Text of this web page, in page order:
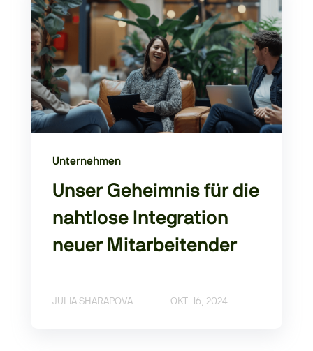
Unternehmen
Unser Geheimnis für die
nahtlose Integration
neuer Mitarbeitender
JULIA SHARAPOVA OKT. 16, 2024